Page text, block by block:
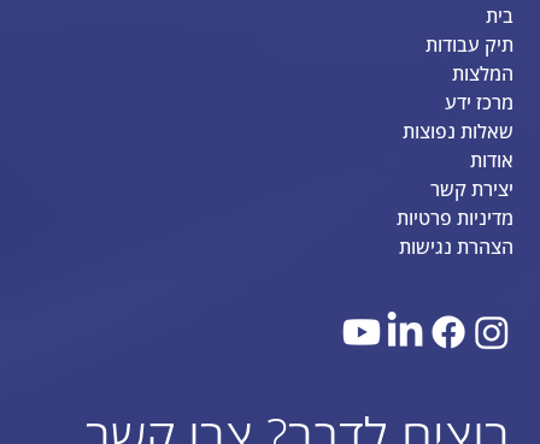
בית
תיק עבודות
המלצות
מרכז ידע
שאלות נפוצות
אודות
יצירת קשר
מדיניות פרטיות
הצהרת נגישות